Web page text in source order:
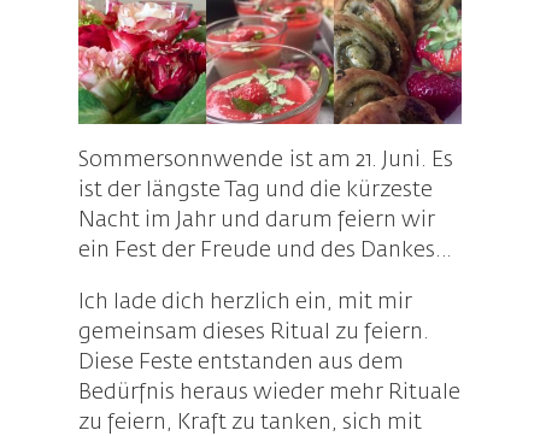
Sommersonnwende ist am 21. Juni. Es
ist der längste Tag und die kürzeste
Nacht im Jahr und darum feiern wir
ein Fest der Freude und des Dankes…
Ich lade dich herzlich ein, mit mir
gemeinsam dieses Ritual zu feiern.
Diese Feste entstanden aus dem
Bedürfnis heraus wieder mehr Rituale
zu feiern, Kraft zu tanken, sich mit